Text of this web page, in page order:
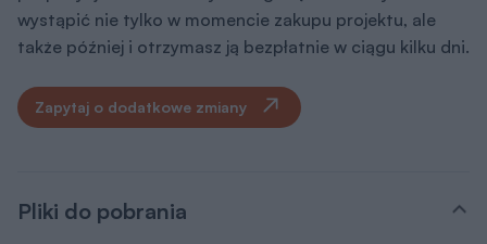
wystąpić nie tylko w momencie zakupu projektu, ale
także później i otrzymasz ją bezpłatnie w ciągu kilku dni.
Zapytaj o dodatkowe zmiany
Pliki do pobrania